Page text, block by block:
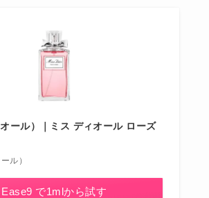
ール）｜ミス ディオール ローズ
ル）
Ease9 で1mlから試す